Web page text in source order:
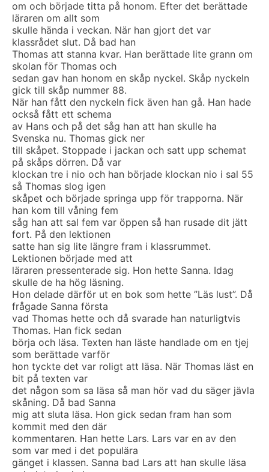
om och började titta på honom. Efter det berättade
läraren om allt som
skulle hända i veckan. När han gjort det var
klassrådet slut. Då bad han
Thomas att stanna kvar. Han berättade lite grann om
skolan för Thomas och
sedan gav han honom en skåp nyckel. Skåp nyckeln
gick till skåp nummer 88.
När han fått den nyckeln fick även han gå. Han hade
också fått ett schema
av Hans och på det såg han att han skulle ha
Svenska nu. Thomas gick ner
till skåpet. Stoppade i jackan och satt upp schemat
på skåps dörren. Då var
klockan tre i nio och han började klockan nio i sal 55
så Thomas slog igen
skåpet och började springa upp för trapporna. När
han kom till våning fem
såg han att sal fem var öppen så han rusade dit jätt
fort. På den lektionen
satte han sig lite längre fram i klassrummet.
Lektionen började med att
läraren pressenterade sig. Hon hette Sanna. Idag
skulle de ha hög läsning.
Hon delade därför ut en bok som hette ”Läs lust”. Då
frågade Sanna första
vad Thomas hette och då svarade han naturligtvis
Thomas. Han fick sedan
börja och läsa. Texten han läste handlade om en tjej
som berättade varför
hon tyckte det var roligt att läsa. När Thomas läst en
bit på texten var
det någon som sa läsa så man hör vad du säger jävla
skåning. Då bad Sanna
mig att sluta läsa. Hon gick sedan fram han som
kommit med den där
kommentaren. Han hette Lars. Lars var en av den
som var med i det populära
gänget i klassen. Sanna bad Lars att han skulle läsa